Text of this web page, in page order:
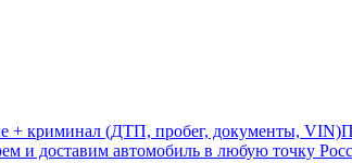
+ криминал (ДТП, пробег, документы, VIN)
и доставим автомобиль в любую точку